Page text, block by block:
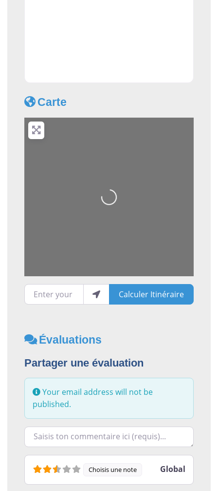
Carte
Loading...
Enter your location Calculer Itinéraire
Évaluations
Partager une évaluation
Your email address will not be
published.
Racontez-nous ce que vous avez le plus et le
Choisis une note Global